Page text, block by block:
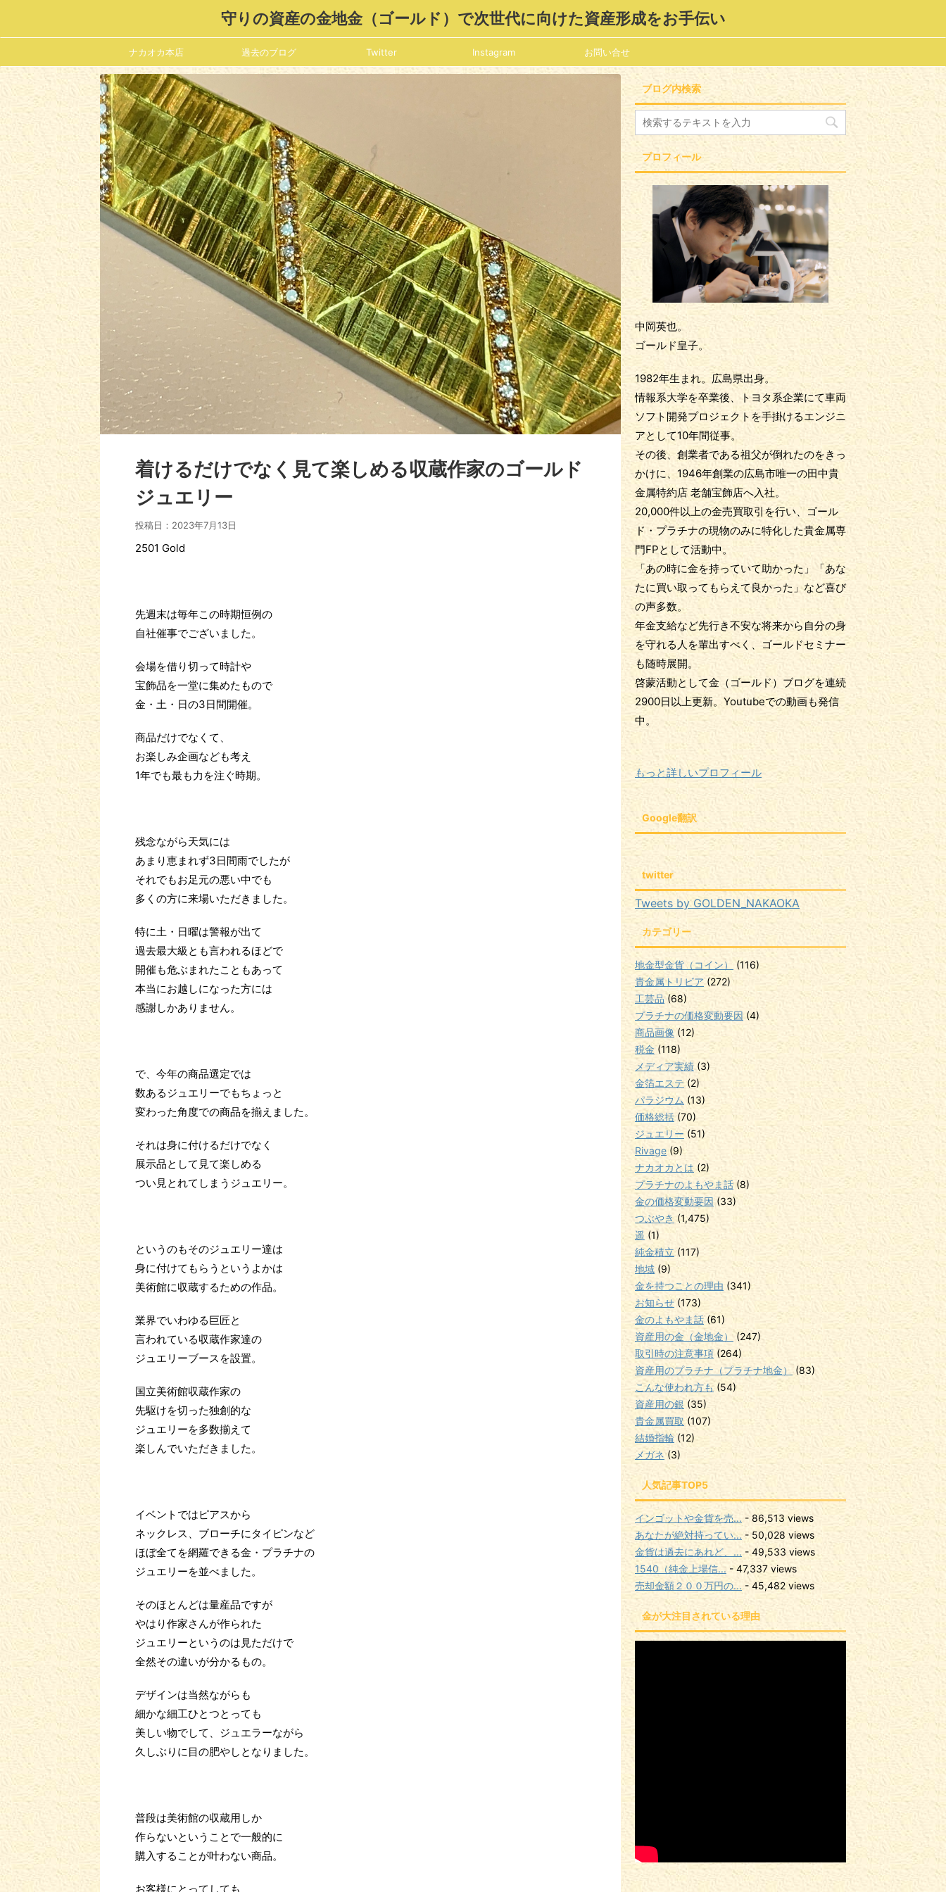
守りの資産の金地金（ゴールド）で次世代に向けた資産形成をお手伝い
ナカオカ本店 過去のブログ Twitter Instagram お問い合せ
着けるだけでなく見て楽しめる収蔵作家のゴールド
ジュエリー
投稿日： 2023年7月13日
2501 Gold
先週末は毎年この時期恒例の
自社催事でございました。
会場を借り切って時計や
宝飾品を一堂に集めたもので
金・土・日の3日間開催。
商品だけでなくて、
お楽しみ企画なども考え
1年でも最も力を注ぐ時期。
残念ながら天気には
あまり恵まれず3日間雨でしたが
それでもお足元の悪い中でも
多くの方に来場いただきました。
特に土・日曜は警報が出て
過去最大級とも言われるほどで
開催も危ぶまれたこともあって
本当にお越しになった方には
感謝しかありません。
で、今年の商品選定では
数あるジュエリーでもちょっと
変わった角度での商品を揃えました。
それは身に付けるだけでなく
展示品として見て楽しめる
つい見とれてしまうジュエリー。
というのもそのジュエリー達は
身に付けてもらうというよかは
美術館に収蔵するための作品。
業界でいわゆる巨匠と
言われている収蔵作家達の
ジュエリーブースを設置。
国立美術館収蔵作家の
先駆けを切った独創的な
ジュエリーを多数揃えて
楽しんでいただきました。
イベントではピアスから
ネックレス、ブローチにタイピンなど
ほぼ全てを網羅できる金・プラチナの
ジュエリーを並べました。
そのほとんどは量産品ですが
やはり作家さんが作られた
ジュエリーというのは見ただけで
全然その違いが分かるもの。
デザインは当然ながらも
細かな細工ひとつとっても
美しい物でして、ジュエラーながら
久しぶりに目の肥やしとなりました。
普段は美術館の収蔵用しか
作らないということで一般的に
購入することが叶わない商品。
お客様にとってしても
ブログ内検索
プロフィール
中岡英也。
ゴールド皇子。
1982年生まれ。広島県出身。
情報系大学を卒業後、トヨタ系企業にて車両
ソフト開発プロジェクトを手掛けるエンジニ
アとして10年間従事。
その後、創業者である祖父が倒れたのをきっ
かけに、1946年創業の広島市唯一の田中貴
金属特約店 老舗宝飾店へ入社。
20,000件以上の金売買取引を行い、ゴール
ド・プラチナの現物のみに特化した貴金属専
門FPとして活動中。
「あの時に金を持っていて助かった」「あな
たに買い取ってもらえて良かった」など喜び
の声多数。
年金支給など先行き不安な将来から自分の身
を守れる人を輩出すべく、ゴールドセミナー
も随時展開。
啓蒙活動として金（ゴールド）ブログを連続
2900日以上更新。Youtubeでの動画も発信
中。
もっと詳しいプロフィール
Google翻訳
twitter
Tweets by GOLDEN_NAKAOKA
カテゴリー
地金型金貨（コイン）
(116)
貴金属トリビア(272)
工芸品(68)
プラチナの価格変動要因 (4)
商品画像 (12)
税金 (118)
メディア実績 (3)
金箔エステ (2)
パラジウム (13)
価格総括 (70)
ジュエリー (51)
Rivage (9)
ナカオカとは (2)
プラチナのよもやま話(8)
金の価格変動要因 (33)
つぶやき (1,475)
遥 (1)
純金積立 (117)
地域 (9)
金を持つことの理由 (341)
お知らせ (173)
金のよもやま話(61)
資産用の金（金地金）(247)
取引時の注意事項 (264)
資産用のプラチナ（プラチナ地金）
(83)
こんな使われ方も (54)
資産用の銀 (35)
貴金属買取 (107)
結婚指輪 (12)
メガネ(3)
人気記事TOP5
インゴットや金貨を売... - 86,513 views
あなたが絶対持ってい... - 50,028 views
金貨は過去にあれど、... - 49,533 views
1540（純金上場信... - 47,337 views
売却金額２００万円の... - 45,482 views
金が大注目されている理由